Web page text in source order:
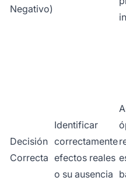
Negativo)
Decisión
Correcta
Identificar
correctamente
efectos reales
o su ausencia